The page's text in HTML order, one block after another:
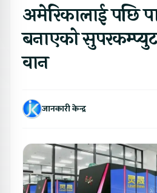
अमेरिकालाई पछि
बनाएको
वान
जानकारी केन्द्र